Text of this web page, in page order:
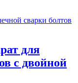
для
с двойной